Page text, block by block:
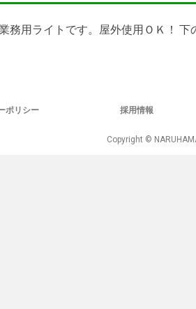
務用ライトです。屋外使用ＯＫ！
ポリシー 採用情報
Copyright ©